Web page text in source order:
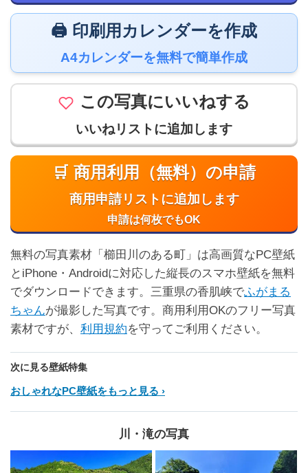
🖨️ 印刷用カレンダーを作成
A4カレンダーを無料で簡単作成
この写真にいいねする
いいねリストに追加します
🛒 商用利用（無料）の申請
商用申請リストに追加します
申請は何枚でもOK
無料の写真素材「櫛田川のある町」は高画質なPC壁紙
とiPhone・Androidに対応した縦長のスマホ壁紙を無料
でダウンロードできます。三重県の香肌峡でふがまる
ちゃんが撮影した写真です。商用利用OKのフリー写真
素材ですが、 利用規約を守ってご利用ください。
次に見る壁紙特集
おしゃれなPC壁紙をもっと見る
川・滝の写真